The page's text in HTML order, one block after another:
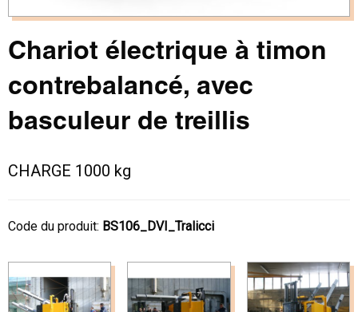
Chariot électrique à timon
contrebalancé, avec
basculeur de treillis
CHARGE 1000 kg
Code du produit: BS106_DVI_Tralicci